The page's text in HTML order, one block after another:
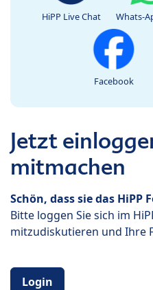
HiPP Live Chat Whats-
Facebook
Jetzt
mitmachen
Schön, dass sie das
Bitte loggen Sie sich im
mitzudiskutieren und Ihre
Login